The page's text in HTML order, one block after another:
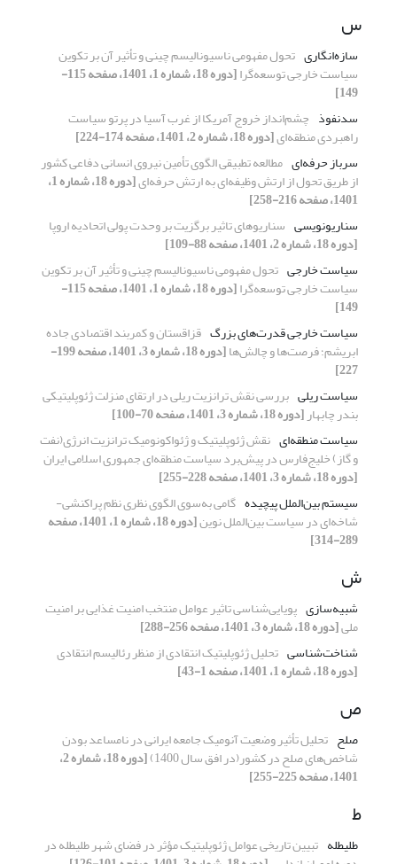
س
سازه‌‌‌‌انگاری تحول مفهومی ناسیونالیسم چینی و تأثیر آن بر تکوین
سیاست خارجی توسعه‌‌‌‌گرا [دوره 18، شماره 1، 1401، صفحه 115-
149]
سدنفوذ چشم‌انداز خروج آمریکا از غرب آسیا در پرتو سیاست
راهبردی منطقه‌ای[دوره 18، شماره 2، 1401، صفحه 174-224]
سرباز حرفه‌ای مطالعه تطبیقی الگوی تأمین نیروی انسانی دفاعی کشور
از طریق تحول از ارتش وظیفه‌ای به ارتش حرفه‌ای [دوره 18، شماره 1،
1401، صفحه 216-258]
سناریونویسی سناریوهای تاثیر برگزیت بر وحدت پولی اتحادیه اروپا
[دوره 18، شماره 2، 1401، صفحه 88-109]
سیاست خارجی تحول مفهومی ناسیونالیسم چینی و تأثیر آن بر تکوین
سیاست خارجی توسعه‌‌‌‌گرا [دوره 18، شماره 1، 1401، صفحه 115-
149]
سیاست خارجی قدرت‌های بزرگ قزاقستان و کمربند اقتصادی جاده
ابریشم؛ فرصت‌ها و چالش‌ها [دوره 18، شماره 3، 1401، صفحه 199-
227]
سیاست ریلی بررسی نقش ترانزیت ریلی در ارتقای منزلت ژئوپلیتیکی
بندر چابهار[دوره 18، شماره 3، 1401، صفحه 70-100]
سیاست منطقه‌ای نقش ژئوپلیتیک و ژئواکونومیک ترانزیت انرژی(نفت
و گاز) خلیج‌فارس در پیش‌برد سیاست منطقه‌ای جمهوری اسلامی ایران
[دوره 18، شماره 3، 1401، صفحه 228-255]
سیستم بین‌الملل پیچیده گامی به‌سوی الگوی نظری نظم پراکنشی-
شاخه‌ای در سیاست بین‌الملل نوین [دوره 18، شماره 1، 1401، صفحه
289-314]
ش
شبیه‌سازی پویایی‌شناسی تاثیر عوامل منتخب امنیت غذایی بر امنیت
ملی[دوره 18، شماره 3، 1401، صفحه 256-288]
شناخت‌شناسی تحلیل ژئوپلیتیک انتقادی از منظر رئالیسم انتقادی
[دوره 18، شماره 1، 1401، صفحه 1-43]
ص
صلح تحلیل تأثیر وضعیت آنومیک جامعه ایرانی در نامساعد بودن
شاخص‌های صلح در کشور(در افق سال 1400) [دوره 18، شماره 2،
1401، صفحه 225-255]
ط
طلیطله تبیین تاریخی عوامل ژئوپلیتیک مؤثر در فضای شهر طلیطله در